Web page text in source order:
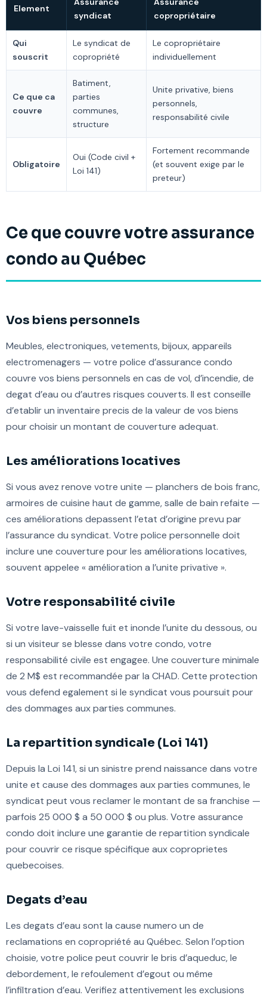
Element
syndicat
copropriétaire
Qui
souscrit
Le syndicat de
copropriété
Le copropriétaire
individuellement
Ce que ca
couvre
Batiment,
parties
communes,
structure
Unite privative, biens
personnels,
responsabilité civile
Obligatoire
Oui (Code civil +
Loi 141)
Fortement recommande
(et souvent exige par le
preteur)
Ce que couvre votre assurance
condo au Québec
Vos biens personnels
Meubles, electroniques, vetements, bijoux, appareils
electromenagers — votre police d’assurance condo
couvre vos biens personnels en cas de vol, d’incendie, de
degat d’eau ou d’autres risques couverts. Il est conseille
d’etablir un inventaire precis de la valeur de vos biens
pour choisir un montant de couverture adequat.
Les améliorations locatives
Si vous avez renove votre unite — planchers de bois franc,
armoires de cuisine haut de gamme, salle de bain refaite —
ces améliorations depassent l’etat d’origine prevu par
l’assurance du syndicat. Votre police personnelle doit
inclure une couverture pour les améliorations locatives,
souvent appelee « amélioration a l’unite privative ».
Votre responsabilité civile
Si votre lave-vaisselle fuit et inonde l’unite du dessous, ou
si un visiteur se blesse dans votre condo, votre
responsabilité civile est engagee. Une couverture minimale
de 2 M$ est recommandée par la CHAD. Cette protection
vous defend egalement si le syndicat vous poursuit pour
des dommages aux parties communes.
La repartition syndicale (Loi 141)
Depuis la Loi 141, si un sinistre prend naissance dans votre
unite et cause des dommages aux parties communes, le
syndicat peut vous reclamer le montant de sa franchise —
parfois 25 000 $ a 50 000 $ ou plus. Votre assurance
condo doit inclure une garantie de repartition syndicale
pour couvrir ce risque spécifique aux coproprietes
quebecoises.
Degats d’eau
Les degats d’eau sont la cause numero un de
reclamations en copropriété au Québec. Selon l’option
choisie, votre police peut couvrir le bris d’aqueduc, le
debordement, le refoulement d’egout ou même
l’infiltration d’eau. Verifiez attentivement les exclusions